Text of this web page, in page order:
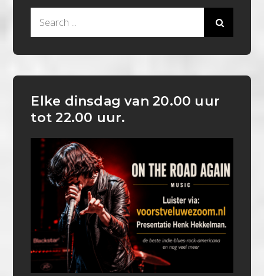
Elke dinsdag van 20.00 uur
tot 22.00 uur.